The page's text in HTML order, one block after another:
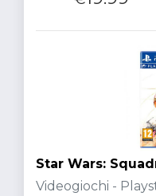
Star Wars:
Videogiochi -